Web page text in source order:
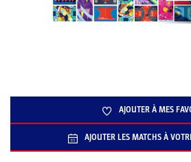
AJOUTER À MES
AJOUTER LES MATCHS À